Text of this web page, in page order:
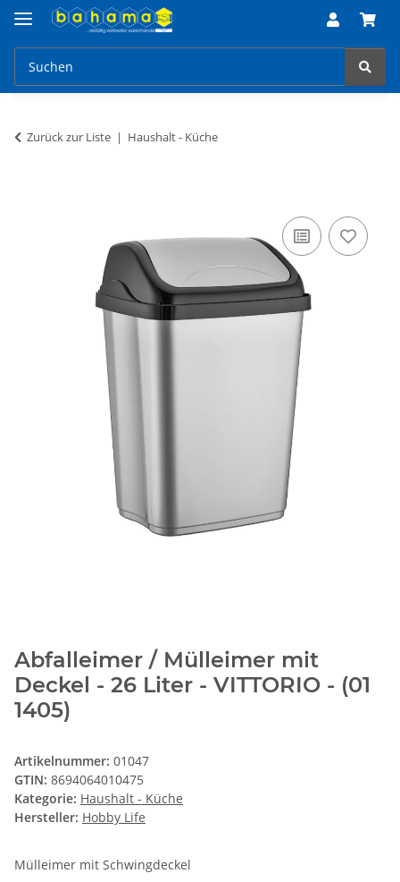
Zurück zur Liste Haushalt - Küche
Abfalleimer / Mülleimer mit
Deckel - 26 Liter - VITTORIO - (01
1405)
Artikelnummer: 01047
GTIN: 8694064010475
Kategorie: Haushalt - Küche
Hersteller: Hobby Life
Mülleimer mit Schwingdeckel